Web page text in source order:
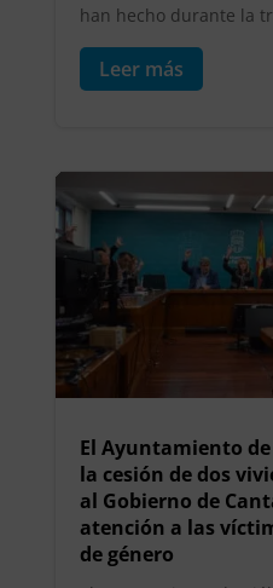
han hecho durante la
Leer más
El Ayuntamiento
la cesión de dos
al Gobierno de
atención a las
de género